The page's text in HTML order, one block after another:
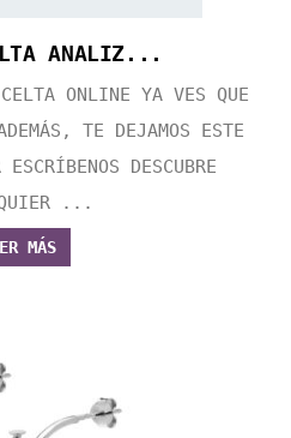
ANALIZ...
CELTA ONLINE YA VES QUE
TE DEJAMOS ESTE
ESCRÍBENOS DESCUBRE
...
MÁS